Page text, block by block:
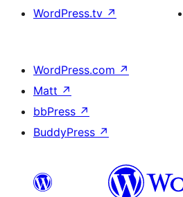
WordPress.tv ↗
WordPress.com ↗
Matt ↗
bbPress ↗
BuddyPress ↗